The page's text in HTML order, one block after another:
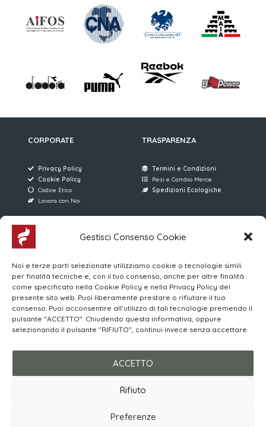
Gestisci Consenso Cookie
Noi e terze parti selezionate utilizziamo cookie o tecnologie simili
per finalità tecniche e, con il tuo consenso, anche per altre finalità
come specificato nella Cookie Policy e nella Privacy Policy del
presente sito web. Puoi liberamente prestare o rifiutare il tuo
consenso. Puoi acconsentire all’utilizzo di tali tecnologie premendo il
pulsante "ACCETTO". Chiudendo questa informativa, oppure
selezionando il pulsante "RIFIUTO", continui invece senza accettare.
ACCETTO
Rifiuto
Preferenze
CORPORATE
Privacy Policy
Cookie Policy
Codice Etico
Lavora con Noi
TRASPARENZA
Termini e Condizioni
Resi e Cambio Merce
Spedizioni Ecologiche
AREE RISERVATE
Accesso Venditori
MYWO
Corsi Online | Login
31015 Conegliano (TV)
(+39) 0438 896013
4 Linee Telefoniche
Orari di apertura al Pubblico
P. IVA 03615110263
Made with ❤️ byENGAGE